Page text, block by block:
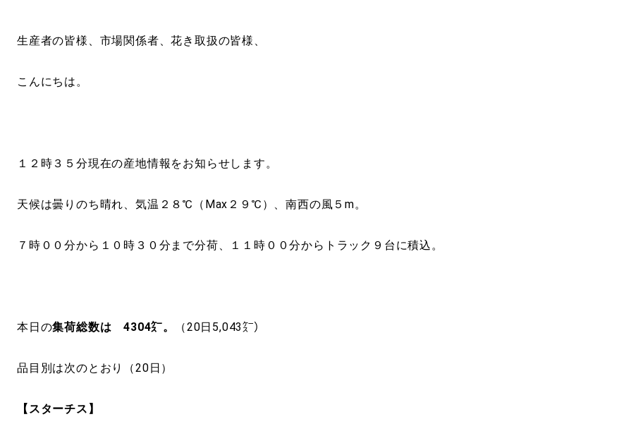
生産者の皆様、市場関係者、花き取扱の皆様、
こんにちは。
１２時３５分現在の産地情報をお知らせします。
天候は曇りのち晴れ、気温２８℃（Max２９℃）、南西の風５m。
７時００分から１０時３０分まで分荷、１１時００分からトラック９台に積込。
本日の集荷総数は 4304㌜。 （20日5,043㌜）
品目別は次のとおり（20日）
【スターチス】